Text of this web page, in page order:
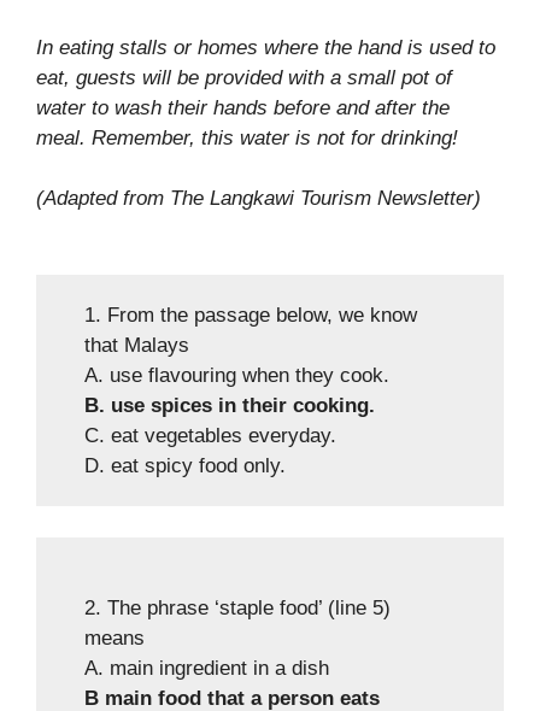
In eating stalls or homes where the hand is used to
eat, guests will be provided with a small pot of
water to wash their hands before and after the
meal. Remember, this water is not for drinking!
(Adapted from The Langkawi Tourism Newsletter)
1. From the passage below, we know
that Malays
A. use flavouring when they cook.
B. use spices in their cooking.
C. eat vegetables everyday.
D. eat spicy food only.
2. The phrase ‘staple food’ (line 5)
means
A. main ingredient in a dish
B main food that a person eats